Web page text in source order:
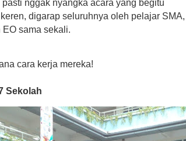
nggak nyangka acara yang begitu
digarap seluruhnya oleh pelajar SMA,
sama sekali.
cara kerja mereka!
Sekolah